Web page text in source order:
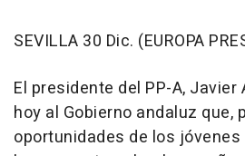
SEVILLA 30 Dic. (EUROPA
El presidente del PP-A, Javier
hoy al Gobierno andaluz que,
oportunidades de los